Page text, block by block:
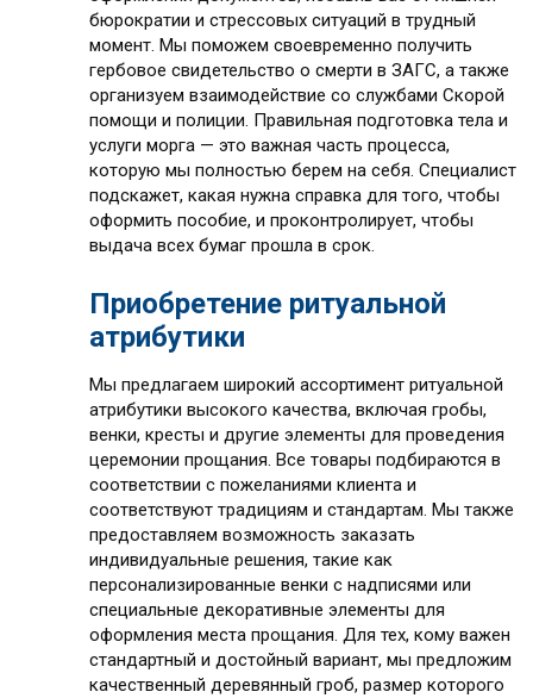
бюрократии и стрессовых ситуаций в трудный
момент. Мы поможем своевременно получить
гербовое свидетельство о смерти в ЗАГС, а также
организуем взаимодействие со службами Скорой
помощи и полиции. Правильная подготовка тела и
услуги морга — это важная часть процесса,
которую мы полностью берем на себя. Специалист
подскажет, какая нужна справка для того, чтобы
оформить пособие, и проконтролирует, чтобы
выдача всех бумаг прошла в срок.
Приобретение ритуальной
атрибутики
Мы предлагаем широкий ассортимент ритуальной
атрибутики высокого качества, включая гробы,
венки, кресты и другие элементы для проведения
церемонии прощания. Все товары подбираются в
соответствии с пожеланиями клиента и
соответствуют традициям и стандартам. Мы также
предоставляем возможность заказать
индивидуальные решения, такие как
персонализированные венки с надписями или
специальные декоративные элементы для
оформления места прощания. Для тех, кому важен
стандартный и достойный вариант, мы предложим
качественный деревянный гроб, размер которого